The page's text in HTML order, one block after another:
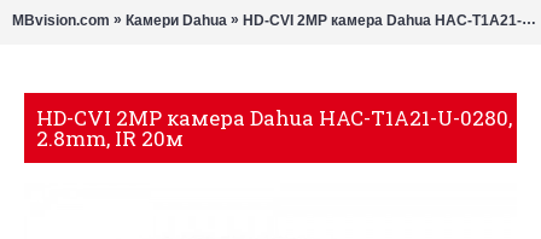
MBvision.com » Камери Dahua » HD-CVI 2MP камера Dahua HAC-T1A21-U-0280, 2.8mm, IR 20м
HD-CVI 2MP камера Dahua HAC-T1A21-U-0280,
2.8mm, IR 20м